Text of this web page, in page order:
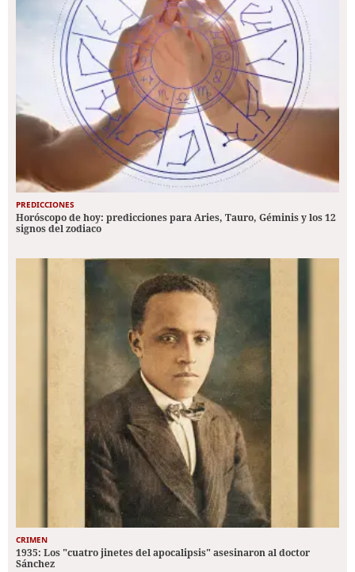
PREDICCIONES
Horóscopo de hoy: predicciones para Aries, Tauro, Géminis y los 12
signos del zodiaco
CRIMEN
1935: Los "cuatro jinetes del apocalipsis" asesinaron al doctor
Sánchez